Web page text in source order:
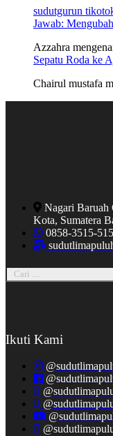
sudutgurun
Jawab:
Azzahra
Sepatu Roda ke
Chairul mustafa
Nagari
Kota, Sumatera
0858-3515-
Ikuti Kami